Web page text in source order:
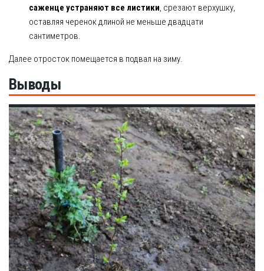
саженце устраняют все листики, срезают верхушку,
оставляя черенок длиной не меньше двадцати
сантиметров.
Далее отросток помещается в подвал на зиму.
Выводы